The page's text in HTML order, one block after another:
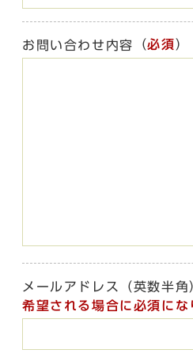
お問い合わせ内容 （必須）
メールアドレス（英数半角
希望される場合に必須にな